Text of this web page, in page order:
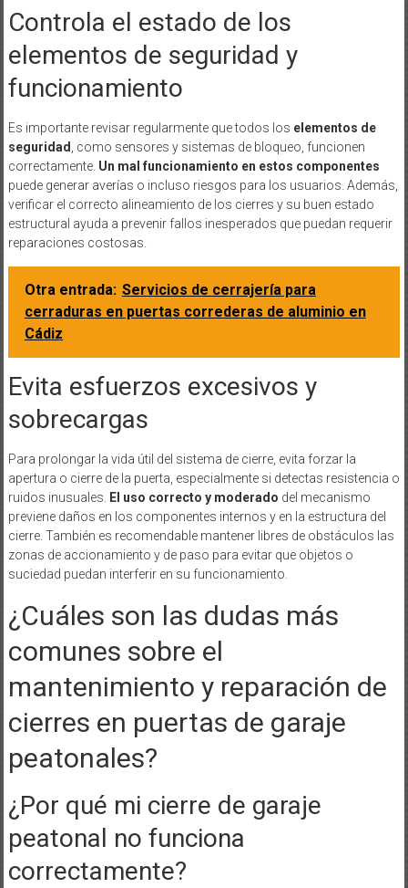
Controla el estado de los
elementos de seguridad y
funcionamiento
Es importante revisar regularmente que todos los elementos de
seguridad, como sensores y sistemas de bloqueo, funcionen
correctamente. Un mal funcionamiento en estos componentes
puede generar averías o incluso riesgos para los usuarios. Además,
verificar el correcto alineamiento de los cierres y su buen estado
estructural ayuda a prevenir fallos inesperados que puedan requerir
reparaciones costosas.
Otra entrada: Servicios de cerrajería para
cerraduras en puertas correderas de aluminio en
Cádiz
Evita esfuerzos excesivos y
sobrecargas
Para prolongar la vida útil del sistema de cierre, evita forzar la
apertura o cierre de la puerta, especialmente si detectas resistencia o
ruidos inusuales. El uso correcto y moderado del mecanismo
previene daños en los componentes internos y en la estructura del
cierre. También es recomendable mantener libres de obstáculos las
zonas de accionamiento y de paso para evitar que objetos o
suciedad puedan interferir en su funcionamiento.
¿Cuáles son las dudas más
comunes sobre el
mantenimiento y reparación de
cierres en puertas de garaje
peatonales?
¿Por qué mi cierre de garaje
peatonal no funciona
correctamente?